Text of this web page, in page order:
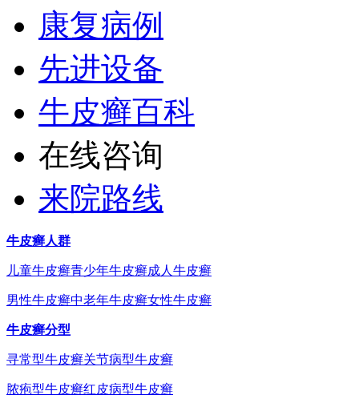
康复病例
先进设备
牛皮癣百科
在线咨询
来院路线
牛皮癣人群
儿童牛皮癣青少年牛皮癣成人牛皮癣
男性牛皮癣中老年牛皮癣女性牛皮癣
牛皮癣分型
寻常型牛皮癣关节病型牛皮癣
脓疱型牛皮癣红皮病型牛皮癣